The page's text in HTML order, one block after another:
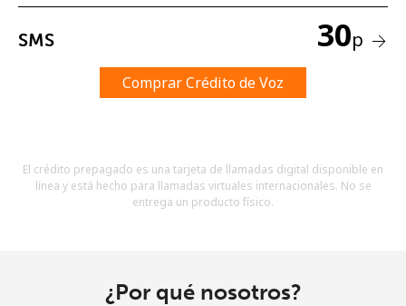
Al abrir una cuenta en este sitio web, estoy de acuerdo con
estos Términos y condiciones.
SMS 30p
Comprar Crédito de Voz
El crédito prepagado es una tarjeta de llamadas digital disponible en
línea y está hecho para llamadas virtuales internacionales. No se
entrega un producto físico.
¿Por qué nosotros?